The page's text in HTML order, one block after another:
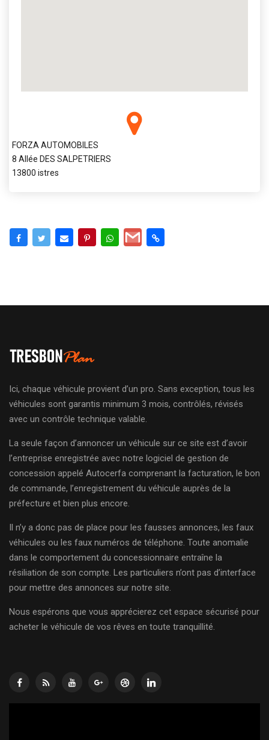
FORZA AUTOMOBILES
8 Allée DES SALPETRIERS
13800 istres
Ici, chaque véhicule provient d’un pro. Sans exception, tous les
véhicules sont garantis minimum 3 mois, contrôlés, révisés
avec un contrôle technique valable.
La seule façon d’annoncer un véhicule sur ce site est d’avoir
l’entreprise enregistrée avec notre logiciel de gestion de
concession appelé Autocerfa comprenant la facturation, le bon
de commande, l’enregistrement du véhicule auprès de la
préfecture et bien plus encore.
Il n’y a donc pas de place pour les fausses annonces, les faux
véhicules ou les faux numéros de téléphone. Toute anomalie
dans le comportement du concessionnaire entraîne la
résiliation de son compte. Les particuliers n’ont pas d’interface
pour mettre des annonces sur notre site.
Nous espérons que vous apprécierez cet espace sécurisé pour
acheter le véhicule de vos rêves en toute tranquillité.